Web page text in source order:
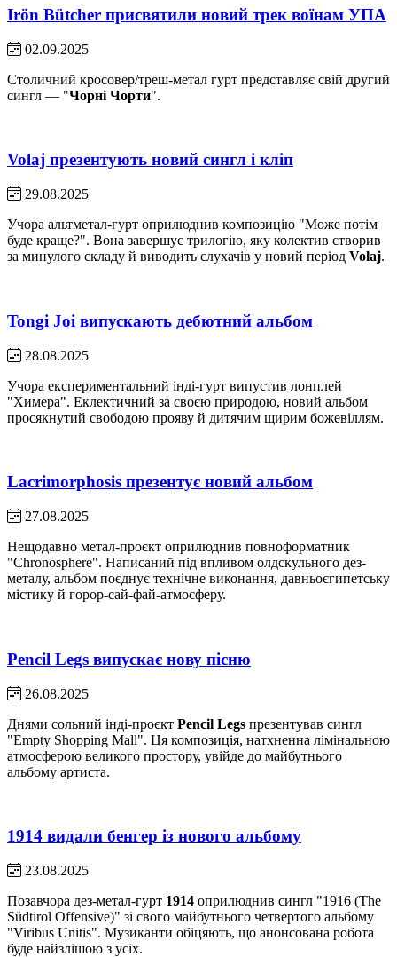
Irön Bütcher присвятили новий трек воїнам УПА
02.09.2025
Столичний кросовер/треш-метал гурт представляє свій другий
сингл — "Чорні Чорти".
Volaj презентують новий сингл і кліп
29.08.2025
Учора альтметал-гурт оприлюднив композицію "Може потім
буде краще?". Вона завершує трилогію, яку колектив створив
за минулого складу й виводить слухачів у новий період Volaj.
Tongi Joi випускають дебютний альбом
28.08.2025
Учора експериментальний інді-гурт випустив лонплей
"Химера". Еклектичний за своєю природою, новий альбом
просякнутий свободою прояву й дитячим щирим божевіллям.
Lacrimorphosis презентує новий альбом
27.08.2025
Нещодавно метал-проєкт оприлюднив повноформатник
"Chronosphere". Написаний під впливом олдскульного дез-
металу, альбом поєднує технічне виконання, давньоєгипетську
містику й горор-сай-фай-атмосферу.
Pencil Legs випускає нову пісню
26.08.2025
Днями сольний інді-проєкт Pencil Legs презентував сингл
"Empty Shopping Mall". Ця композиція, натхненна лімінальною
атмосферою великого простору, увійде до майбутнього
альбому артиста.
1914 видали бенгер із нового альбому
23.08.2025
Позавчора дез-метал-гурт 1914 оприлюднив сингл "1916 (The
Südtirol Offensive)" зі свого майбутнього четвертого альбому
"Viribus Unitis". Музиканти обіцяють, що анонсована робота
буде найзлішою з усіх.